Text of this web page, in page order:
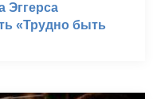
Эггерса
«Трудно быть